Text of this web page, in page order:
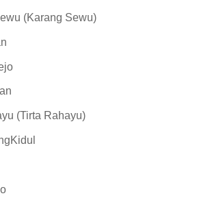
(Karang Sewu)
(Tirta Rahayu)